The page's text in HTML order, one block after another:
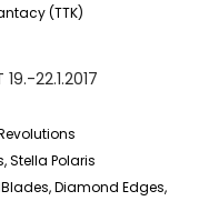
(TTK)
22.1.2017
Stella Polaris
Diamond Edges,